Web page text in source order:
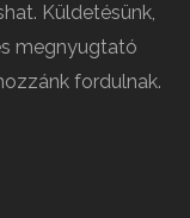
Küldetésünk,
megnyugtató
fordulnak.